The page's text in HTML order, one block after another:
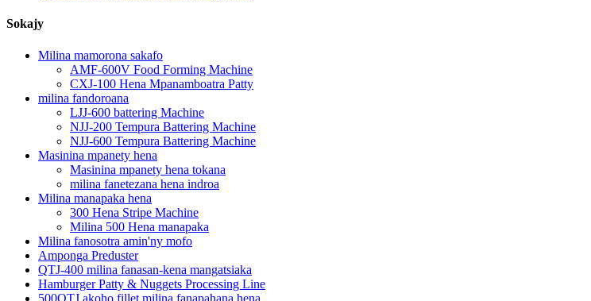
Sokajy
Milina mamorona sakafo
AMF-600V Food Forming Machine
CXJ-100 Hena Mpanamboatra Patty
milina fandoroana
LJJ-600 battering Machine
NJJ-200 Tempura Battering Machine
NJJ-600 Tempura Battering Machine
Masinina mpanety hena
Masinina mpanety hena tokana
milina fanetezana hena indroa
Milina manapaka hena
300 Hena Stripe Machine
Milina 500 Hena manapaka
Milina fanosotra amin'ny mofo
Amponga Preduster
QTJ-400 milina fanasan-kena mangatsiaka
Hamburger Patty & Nuggets Processing Line
500QTJ akoho fillet milina fanapahana hena